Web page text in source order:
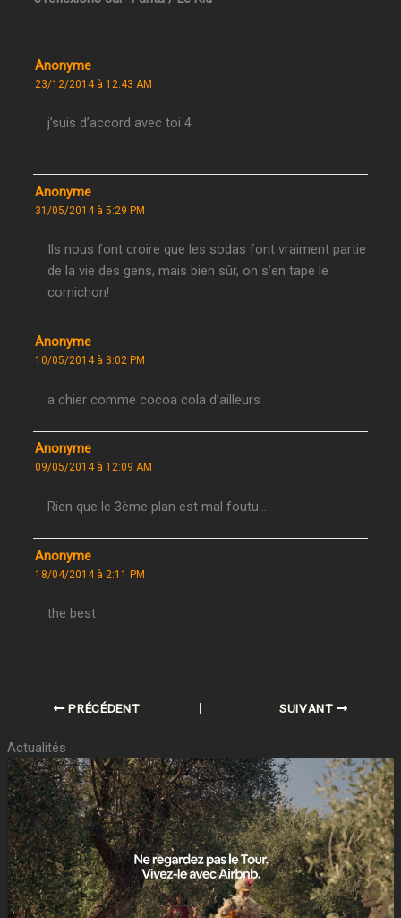
Anonyme
23/12/2014 à 12:43 AM
j’suis d’accord avec toi 4
Anonyme
31/05/2014 à 5:29 PM
Ils nous font croire que les sodas font vraiment partie
de la vie des gens, mais bien sûr, on s’en tape le
cornichon!
Anonyme
10/05/2014 à 3:02 PM
a chier comme cocoa cola d’ailleurs
Anonyme
09/05/2014 à 12:09 AM
Rien que le 3ème plan est mal foutu…
Anonyme
18/04/2014 à 2:11 PM
the best
PRÉCÉDENT SUIVANT
Actualités